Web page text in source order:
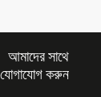
আমাদের সাথে
যোগাযোগ করুন